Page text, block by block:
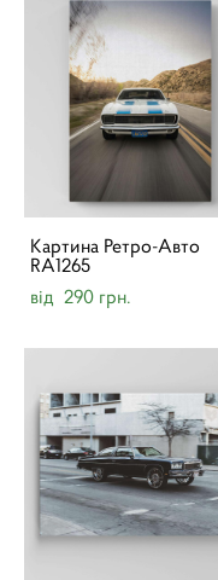
Картина Ретро-Авто
RA1265
від 290 грн.